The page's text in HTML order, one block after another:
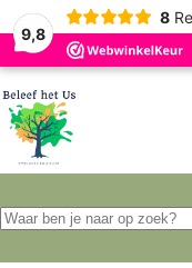
9,8
8
Ga
naar
de
inhoud
resultaten